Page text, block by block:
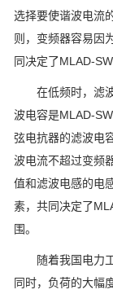
选择要使谐波电流
则，变频器容易因
同决定了MLAD-
在低频时，滤波
波电容是MLAD-
弦电抗器的滤波电
波电流不超过变频
值和滤波电感的电
素，共同决定了
围。
随着我国电力工
同时，负荷的大幅